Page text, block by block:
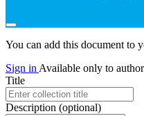
You can add this document to
Sign in Available only to
Title
Description (optional)